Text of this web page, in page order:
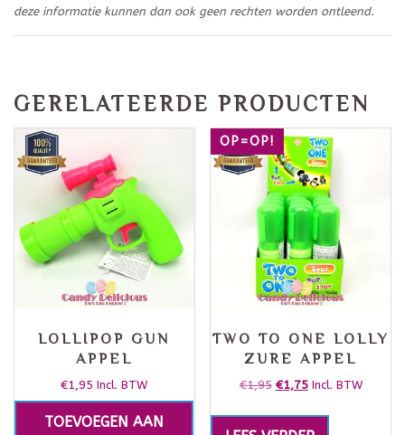
deze informatie kunnen dan ook geen rechten worden ontleend.
GERELATEERDE PRODUCTEN
LOLLIPOP GUN
APPEL
€1,95 Incl. BTW
TOEVOEGEN AAN
OP=OP!
TWO TO ONE LOLLY
ZURE APPEL
€1,95 €1,75 Incl. BTW